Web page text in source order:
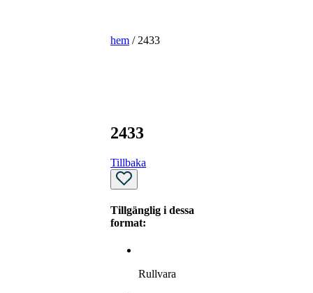
hem / 2433
2433
Tillbaka
Tillgänglig i dessa
format:
Rullvara